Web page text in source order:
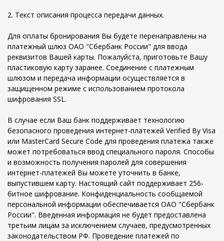
2. Текст описания процесса передачи данных.
Для оплаты бронирования Вы будете перенаправлены на
платежный шлюз ОАО "Сбербанк России" для ввода
реквизитов Вашей карты. Пожалуйста, приготовьте Вашу
пластиковую карту заранее. Соединение с платежным
шлюзом и передача информации осуществляется в
защищенном режиме с использованием протокола
шифрования SSL.
В случае если Ваш банк поддерживает технологию
безопасного проведения интернет-платежей Verified By Visa
или MasterCard Secure Code для проведения платежа также
может потребоваться ввод специального пароля. Способы
и возможность получения паролей для совершения
интернет-платежей Вы можете уточнить в банке,
выпустившем карту. Настоящий сайт поддерживает 256-
битное шифрование. Конфиденциальность сообщаемой
персональной информации обеспечивается ОАО "Сбербанк
России". Введенная информация не будет предоставлена
третьим лицам за исключением случаев, предусмотренных
законодательством РФ. Проведение платежей по